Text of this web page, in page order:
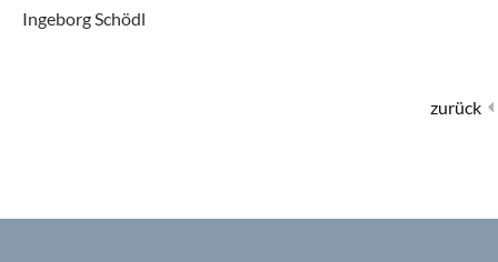
Ingeborg Schödl
zurück